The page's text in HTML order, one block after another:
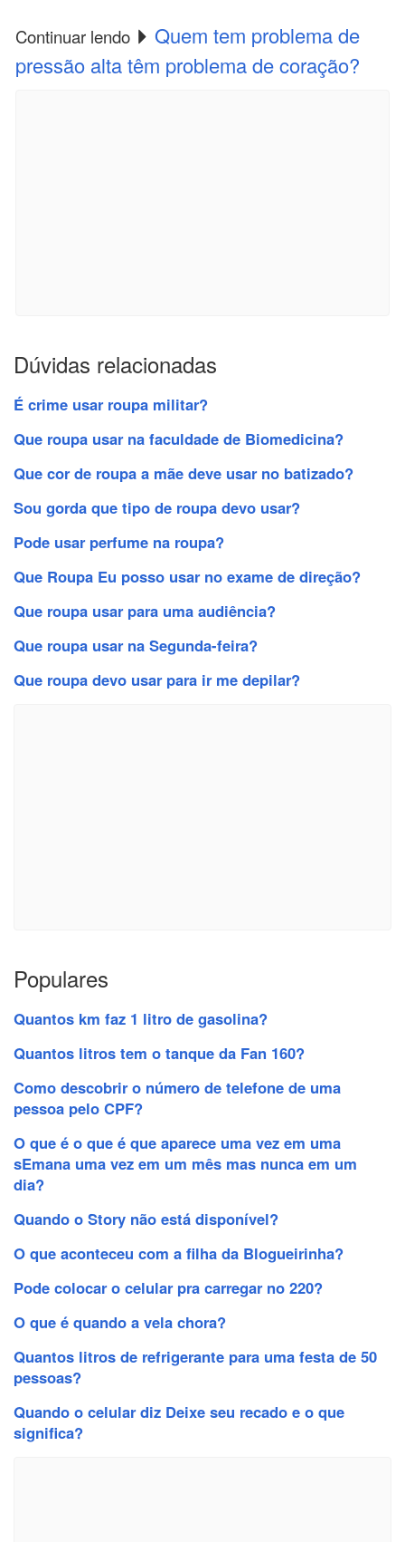
Continuar lendo
Quem tem problema de
pressão alta têm problema de coração?
Dúvidas relacionadas
É crime usar roupa militar?
Que roupa usar na faculdade de Biomedicina?
Que cor de roupa a mãe deve usar no batizado?
Sou gorda que tipo de roupa devo usar?
Pode usar perfume na roupa?
Que Roupa Eu posso usar no exame de direção?
Que roupa usar para uma audiência?
Que roupa usar na Segunda-feira?
Que roupa devo usar para ir me depilar?
Populares
Quantos km faz 1 litro de gasolina?
Quantos litros tem o tanque da Fan 160?
Como descobrir o número de telefone de uma
pessoa pelo CPF?
O que é o que é que aparece uma vez em uma
sEmana uma vez em um mês mas nunca em um
dia?
Quando o Story não está disponível?
O que aconteceu com a filha da Blogueirinha?
Pode colocar o celular pra carregar no 220?
O que é quando a vela chora?
Quantos litros de refrigerante para uma festa de 50
pessoas?
Quando o celular diz Deixe seu recado e o que
significa?